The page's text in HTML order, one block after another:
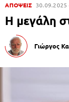
ΑΠΟΨΕΙΣ 30.09.2025
H μεγάλη
Γιώργος